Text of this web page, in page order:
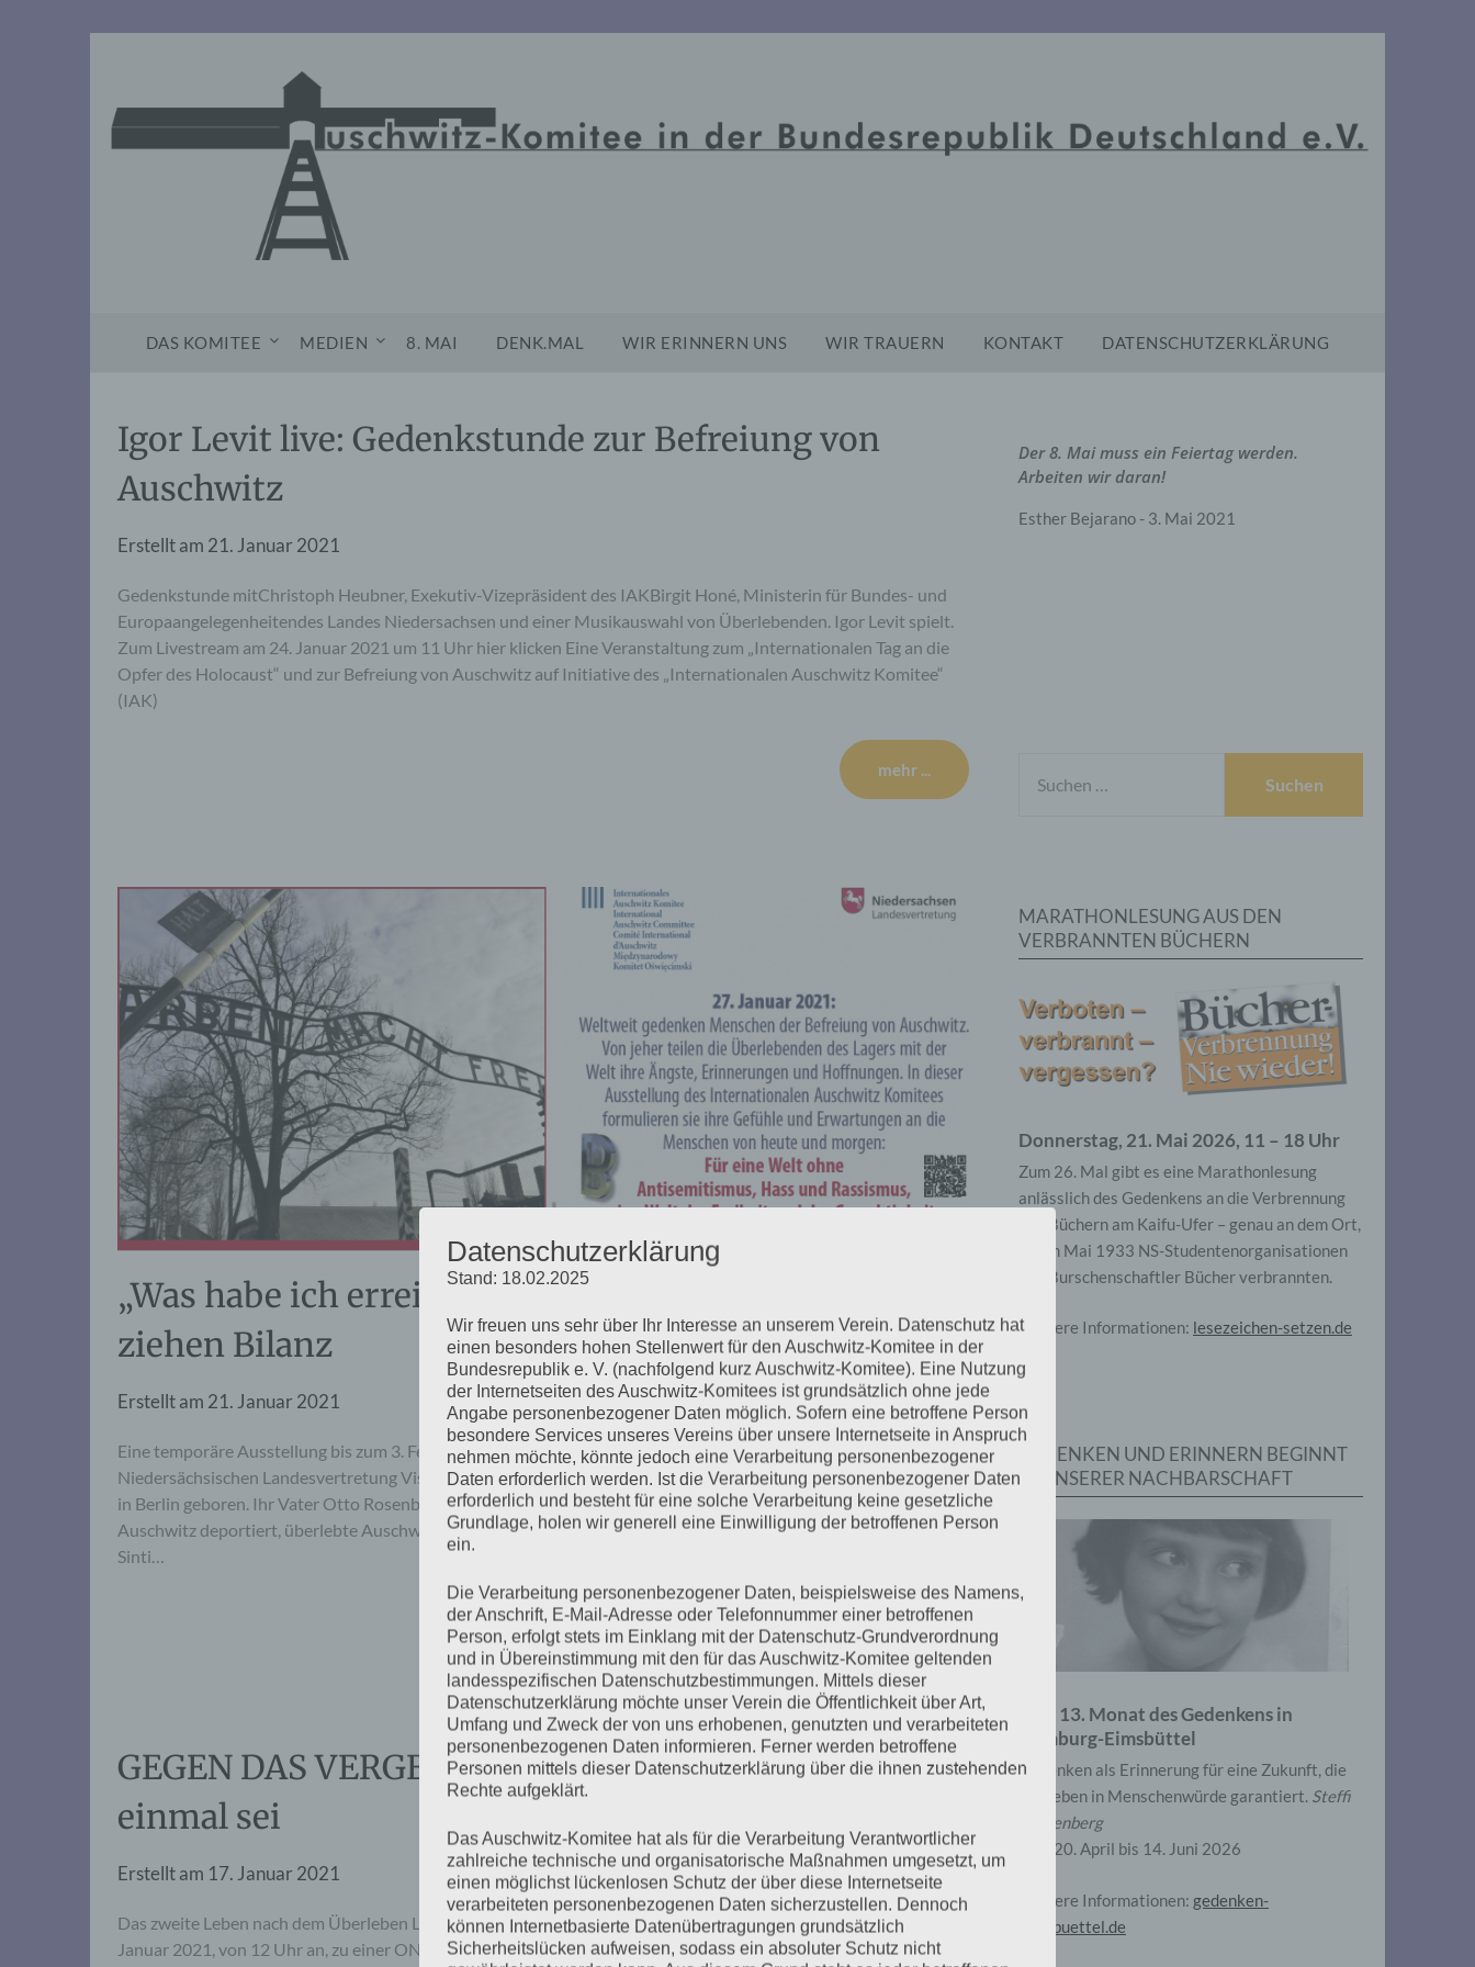
DAS KOMITEE MEDIEN 8. MAI DENK.MAL WIR ERINNERN UNS WIR TRAUERN KONTAKT DATENSCHUTZERKLÄRUNG
Igor Levit live: Gedenkstunde zur Befreiung von
Auschwitz
Erstellt am 21. Januar 2021
Gedenkstunde mitChristoph Heubner, Exekutiv-Vizepräsident des IAKBirgit Honé, Ministerin für Bundes- und
Europaangelegenheitendes Landes Niedersachsen und einer Musikauswahl von Überlebenden. Igor Levit spielt.
Zum Livestream am 24. Januar 2021 um 11 Uhr hier klicken Eine Veranstaltung zum „Internationalen Tag an die
Opfer des Holocaust“ und zur Befreiung von Auschwitz auf Initiative des „Internationalen Auschwitz Komitee“
(IAK)
mehr ...
„Was habe ich erreicht?“ -Auschwitz-Überlebende
ziehen Bilanz
Erstellt am 21. Januar 2021
Eine temporäre Ausstellung bis zum 3. Februar 2021 des Internationalen Auschwitz-Komitees am Zaun der
Niedersächsischen Landesvertretung Vis-à-vis dem Holocaust-Mahnmal in Berlin Petra und Marianne Rosenberg
in Berlin geboren. Ihr Vater Otto Rosenberg (1927–2001), wurde 1943 mit seiner Familie als Sintis nach
Auschwitz deportiert, überlebte Auschwitz, Buchenwald, Dora und Bergen Belsen, später im Zentralrat Deutscher
Sinti…
mehr ...
GEGEN DAS VERGESSEN: Dass Auschwitz nicht noch
einmal sei
Erstellt am 17. Januar 2021
Das zweite Leben nach dem Überleben Lesung – Film – Gespräch Das Auschwitz-Komitee hatte am Sonntag, 24.
Januar 2021, von 12 Uhr an, zu einer ONLINE-Veranstaltung anlässlich der Befreiung des KZ Auschwitz durch die
Der 8. Mai muss ein Feiertag werden.
Arbeiten wir daran!
Esther Bejarano - 3. Mai 2021
NACH:
MARATHONLESUNG AUS DEN
VERBRANNTEN BÜCHERN
Donnerstag, 21. Mai 2026, 11 – 18 Uhr
Zum 26. Mal gibt es eine Marathonlesung
anlässlich des Gedenkens an die Verbrennung
von Büchern am Kaifu-Ufer – genau an dem Ort,
wo im Mai 1933 NS-Studentenorganisationen
und Burschenschaftler Bücher verbrannten.
Weitere Informationen: lesezeichen-setzen.de
GEDENKEN UND ERINNERN BEGINNT
IN UNSERER NACHBARSCHAFT
Zum 13. Monat des Gedenkens in
Hamburg-Eimsbüttel
Gedenken als Erinnerung für eine Zukunft, die
ein Leben in Menschenwürde garantiert. Steffi
Wittenberg
Vom 20. April bis 14. Juni 2026
Weitere Informationen: gedenken-
eimsbuettel.de
Datenschutzerklärung
Stand: 18.02.2025
Wir freuen uns sehr über Ihr Interesse an unserem Verein. Datenschutz hat
einen besonders hohen Stellenwert für den Auschwitz-Komitee in der
Bundesrepublik e. V. (nachfolgend kurz Auschwitz-Komitee). Eine Nutzung
der Internetseiten des Auschwitz-Komitees ist grundsätzlich ohne jede
Angabe personenbezogener Daten möglich. Sofern eine betroffene Person
besondere Services unseres Vereins über unsere Internetseite in Anspruch
nehmen möchte, könnte jedoch eine Verarbeitung personenbezogener
Daten erforderlich werden. Ist die Verarbeitung personenbezogener Daten
erforderlich und besteht für eine solche Verarbeitung keine gesetzliche
Grundlage, holen wir generell eine Einwilligung der betroffenen Person
ein.
Die Verarbeitung personenbezogener Daten, beispielsweise des Namens,
der Anschrift, E-Mail-Adresse oder Telefonnummer einer betroffenen
Person, erfolgt stets im Einklang mit der Datenschutz-Grundverordnung
und in Übereinstimmung mit den für das Auschwitz-Komitee geltenden
landesspezifischen Datenschutzbestimmungen. Mittels dieser
Datenschutzerklärung möchte unser Verein die Öffentlichkeit über Art,
Umfang und Zweck der von uns erhobenen, genutzten und verarbeiteten
personenbezogenen Daten informieren. Ferner werden betroffene
Personen mittels dieser Datenschutzerklärung über die ihnen zustehenden
Rechte aufgeklärt.
Das Auschwitz-Komitee hat als für die Verarbeitung Verantwortlicher
zahlreiche technische und organisatorische Maßnahmen umgesetzt, um
einen möglichst lückenlosen Schutz der über diese Internetseite
verarbeiteten personenbezogenen Daten sicherzustellen. Dennoch
können Internetbasierte Datenübertragungen grundsätzlich
Sicherheitslücken aufweisen, sodass ein absoluter Schutz nicht